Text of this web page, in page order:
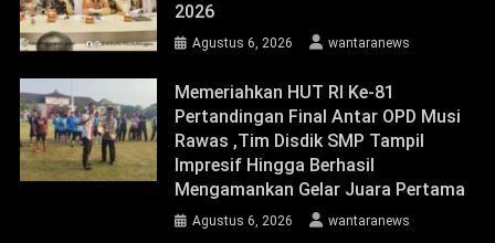
2026
Agustus 6, 2026 wantaranews
Memeriahkan HUT RI Ke-81
Pertandingan Final Antar OPD Musi
Rawas ,Tim Disdik SMP Tampil
Impresif Hingga Berhasil
Mengamankan Gelar Juara Pertama
Agustus 6, 2026 wantaranews